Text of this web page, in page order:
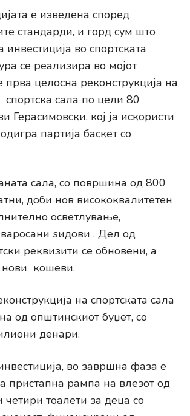
е изведена според
стандарди, и горд сум што
инвестиција во спортската
се реализира во мојот
прва целосна реконструкција на
сала по цели 80
Герасимовски, кој ја искористи
партија баскет со
сала, со површина од 800
доби нов висококвалитетен
осветлување,
ѕидови . Дел од
реквизити се обновени, а
нови кошеви.
на спортската сала
од општинскиот буџет, со
денари.
во завршна фаза е
пристапна рампа на влезот од
тоалети за деца со